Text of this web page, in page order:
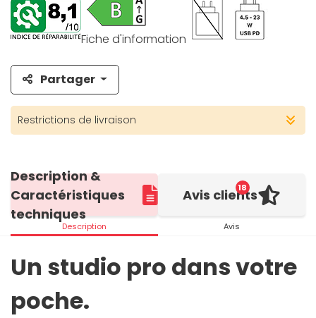
Fiche d'information
Partager
Restrictions de livraison
Description &
Caractéristiques
techniques
Description
18
Avis clients
Avis
Un studio pro dans votre
poche.